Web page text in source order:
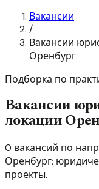
Вакансии
/
Вакансии
Оренбург
Подборка по
Вакансии
локации
0 вакансий по
Оренбург:
проекты.